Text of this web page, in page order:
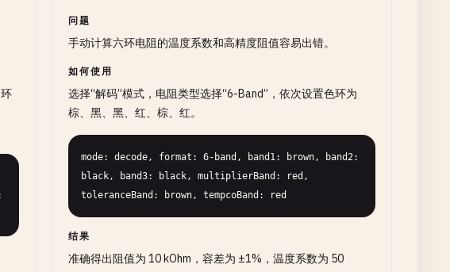
问题
手动计算六环电阻的温度系数和高精度阻值容易出错。
如何使用
选择“解码”模式，电阻类型选择“6-Band”，依次设置色环为
棕、黑、黑、红、棕、红。
mode: decode, format: 6-band, band1: brown, band2:
black, band3: black, multiplierBand: red,
toleranceBand: brown, tempcoBand: red
结果
准确得出阻值为 10 kOhm，容差为 ±1%，温度系数为 50